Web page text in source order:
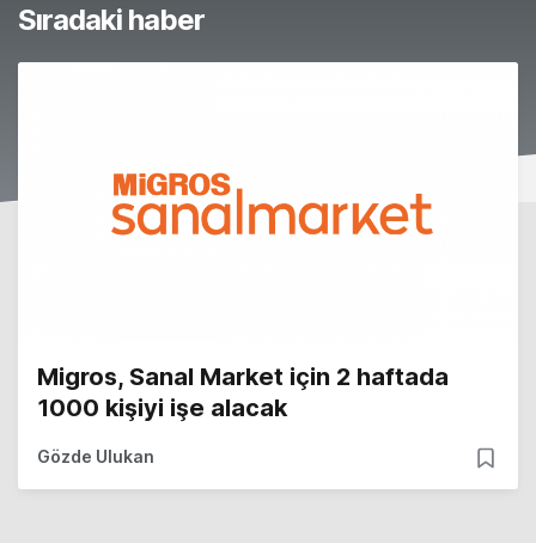
Sıradaki haber
Migros, Sanal Market için 2 haftada
1000 kişiyi işe alacak
Gözde Ulukan